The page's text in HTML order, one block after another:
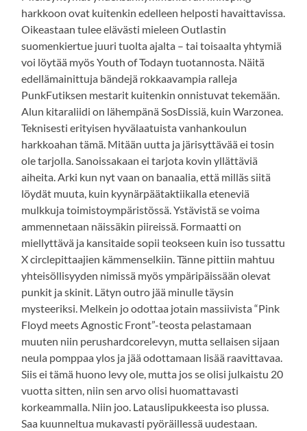
harkkoon ovat kuitenkin edelleen helposti havaittavissa.
Oikeastaan tulee elävästi mieleen Outlastin
suomenkiertue juuri tuolta ajalta – tai toisaalta yhtymiä
voi löytää myös Youth of Todayn tuotannosta. Näitä
edellämainittuja bändejä rokkaavampia ralleja
PunkFutiksen mestarit kuitenkin onnistuvat tekemään.
Alun kitaraliidi on lähempänä SosDissiä, kuin Warzonea.
Teknisesti erityisen hyvälaatuista vanhankoulun
harkkoahan tämä. Mitään uutta ja järisyttävää ei tosin
ole tarjolla. Sanoissakaan ei tarjota kovin yllättäviä
aiheita. Arki kun nyt vaan on banaalia, että milläs siitä
löydät muuta, kuin kyynärpäätaktiikalla eteneviä
mulkkuja toimistoympäristössä. Ystävistä se voima
ammennetaan näissäkin piireissä. Formaatti on
miellyttävä ja kansitaide sopii teokseen kuin iso tussattu
X circlepittaajien kämmenselkiin. Tänne pittiin mahtuu
yhteisöllisyyden nimissä myös ympäripäissään olevat
punkit ja skinit. Lätyn outro jää minulle täysin
mysteeriksi. Melkein jo odottaa jotain massiivista “Pink
Floyd meets Agnostic Front”-teosta pelastamaan
muuten niin perushardcorelevyn, mutta sellaisen sijaan
neula pomppaa ylos ja jää odottamaan lisää raavittavaa.
Siis ei tämä huono levy ole, mutta jos se olisi julkaistu 20
vuotta sitten, niin sen arvo olisi huomattavasti
korkeammalla. Niin joo. Latauslipukkeesta iso plussa.
Saa kuunneltua mukavasti pyöräillessä uudestaan.